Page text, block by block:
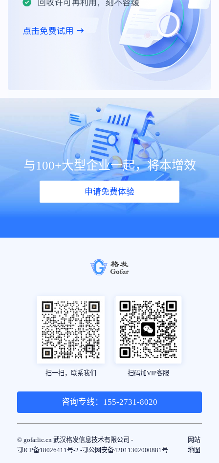
与100+大型企业一起，将本增效
申请免费体验
扫一扫，联系我们 扫码加VIP客服
咨询专线：155-2731-8020
© gofarlic.cn 武汉格发信息技术有限公司 -
鄂ICP备18026411号-2 -鄂公网安备42011302000881号
网站
地图